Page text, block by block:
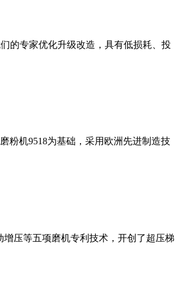
的专家优化升级改造，具有低损耗、投
粉机9518为基础，采用欧洲先进制造技
压等五项磨机专利技术，开创了超压梯